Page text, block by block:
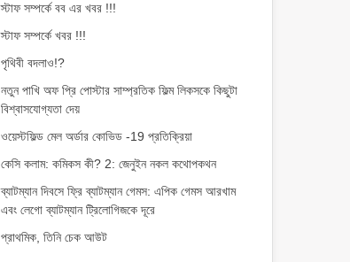
স্টাফ সম্পর্কে বব এর খবর !!!
স্টাফ সম্পর্কে খবর !!!
পৃথিবী বদলাও!?
নতুন পাখি অফ প্রি পোস্টার সাম্প্রতিক ফিল্ম লিকসকে কিছুটা
বিশ্বাসযোগ্যতা দেয়
ওয়েস্টফিল্ড মেল অর্ডার কোভিড -19 প্রতিক্রিয়া
কেসি কলাম: কমিকস কী? 2: জেনুইন নকল কথোপকথন
ব্যাটম্যান দিবসে ফ্রি ব্যাটম্যান গেমস: এপিক গেমস আরখাম
এবং লেগো ব্যাটম্যান ট্রিলোগিজকে দূরে
প্রাথমিক, তিনি চেক আউট